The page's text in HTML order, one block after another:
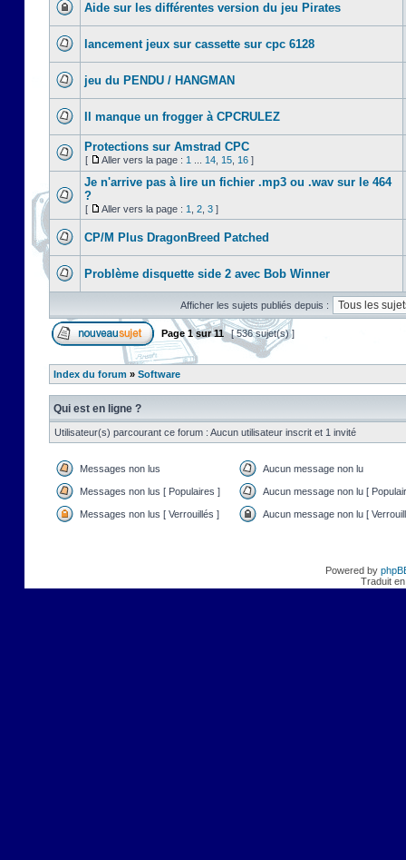
Aide sur les différentes version du jeu Pirates
lancement jeux sur cassette sur cpc 6128
jeu du PENDU / HANGMAN
Il manque un frogger à CPCRULEZ
Protections sur Amstrad CPC
[ Aller vers la page : 1 14 15 16 ]
Je n'arrive pas à lire un fichier .mp3 ou .wav sur le 464
?
[ Aller vers la page : 1 2 3 ]
CP/M Plus DragonBreed Patched
Problème disquette side 2 avec Bob Winner
Afficher les sujets publiés depuis :
Page 1sur11 [ 536 sujet(s) ]
Index du forum » Software
Qui est en ligne ?
Utilisateur(s) parcourant ce forum : Aucun utilisateur inscrit et 1 invité
Messages non lus Aucun message non lu
Messages non lus [ Populaires ] Aucun message non lu [
Messages non lus [ Verrouillés ] Aucun message non lu [
Powered by
Traduit